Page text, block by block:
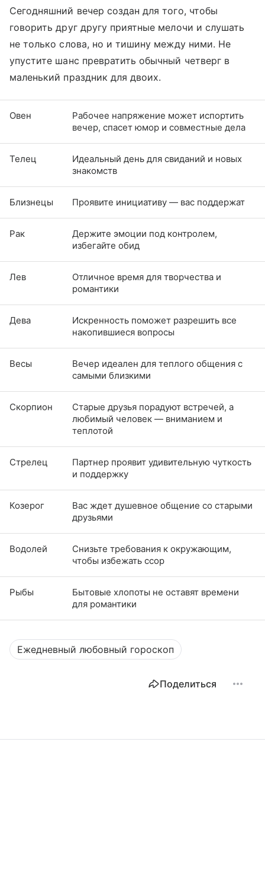
Сегодняшний вечер создан для того, чтобы
говорить друг другу приятные мелочи и слушать
не только слова, но и тишину между ними. Не
упустите шанс превратить обычный четверг в
маленький праздник для двоих.
Овен
Рабочее напряжение может испортить
вечер, спасет юмор и совместные дела
Телец
Идеальный день для свиданий и новых
знакомств
Близнецы Проявите инициативу — вас поддержат
Рак
Держите эмоции под контролем,
избегайте обид
Лев
Отличное время для творчества и
романтики
Дева
Искренность поможет разрешить все
накопившиеся вопросы
Весы
Вечер идеален для теплого общения с
самыми близкими
Скорпион
Старые друзья порадуют встречей, а
любимый человек — вниманием и
теплотой
Стрелец
Партнер проявит удивительную чуткость
и поддержку
Козерог
Вас ждет душевное общение со старыми
друзьями
Водолей
Снизьте требования к окружающим,
чтобы избежать ссор
Рыбы
Бытовые хлопоты не оставят времени
для романтики
Ежедневный любовный гороскоп
Поделиться